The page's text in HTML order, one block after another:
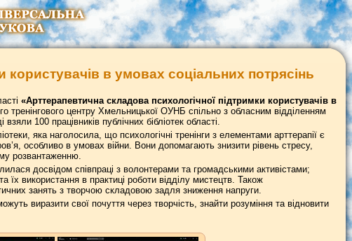
користувачів в умовах соціальних потрясінь
«Арттерапевтична складова психологічної підтримки користувачів в
тренінгового центру Хмельницької ОУНБ спільно з обласним відділенням
100 працівників публічних бібліотек області.
яка наголосила, що психологічні тренінги з елементами арттерапії є
особливо в умовах війни. Вони допомагають знизити рівень стресу,
розвантаженню.
досвідом співпраці з волонтерами та громадськими активістами;
їх використання в практиці роботи відділу мистецтв. Також
занять з творчою складовою задля зниження напруги.
виразити свої почуття через творчість, знайти розуміння та відновити